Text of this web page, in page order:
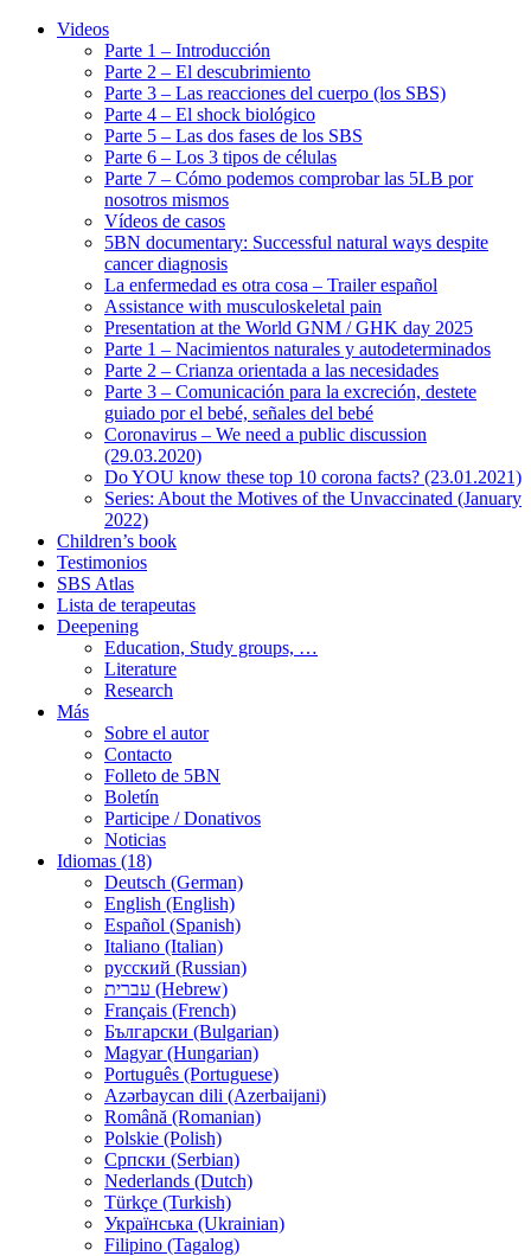
Videos
Parte 1 – Introducción
Parte 2 – El descubrimiento
Parte 3 – Las reacciones del cuerpo (los SBS)
Parte 4 – El shock biológico
Parte 5 – Las dos fases de los SBS
Parte 6 – Los 3 tipos de células
Parte 7 – Cómo podemos comprobar las 5LB por
nosotros mismos
Vídeos de casos
5BN documentary: Successful natural ways despite
cancer diagnosis
La enfermedad es otra cosa – Trailer español
Assistance with musculoskeletal pain
Presentation at the World GNM / GHK day 2025
Parte 1 – Nacimientos naturales y autodeterminados
Parte 2 – Crianza orientada a las necesidades
Parte 3 – Comunicación para la excreción, destete
guiado por el bebé, señales del bebé
Coronavirus – We need a public discussion
(29.03.2020)
Do YOU know these top 10 corona facts? (23.01.2021)
Series: About the Motives of the Unvaccinated (January
2022)
Children’s book
Testimonios
SBS Atlas
Lista de terapeutas
Deepening
Education, Study groups, …
Literature
Research
Más
Sobre el autor
Contacto
Folleto de 5BN
Boletín
Participe / Donativos
Noticias
Idiomas (18)
Deutsch (German)
English (English)
Español (Spanish)
Italiano (Italian)
русский (Russian)
עברית (Hebrew)
Français (French)
Български (Bulgarian)
Magyar (Hungarian)
Português (Portuguese)
Azərbaycan dili (Azerbaijani)
Română (Romanian)
Polskie (Polish)
Српски (Serbian)
Nederlands (Dutch)
Türkçe (Turkish)
Українська (Ukrainian)
Filipino (Tagalog)